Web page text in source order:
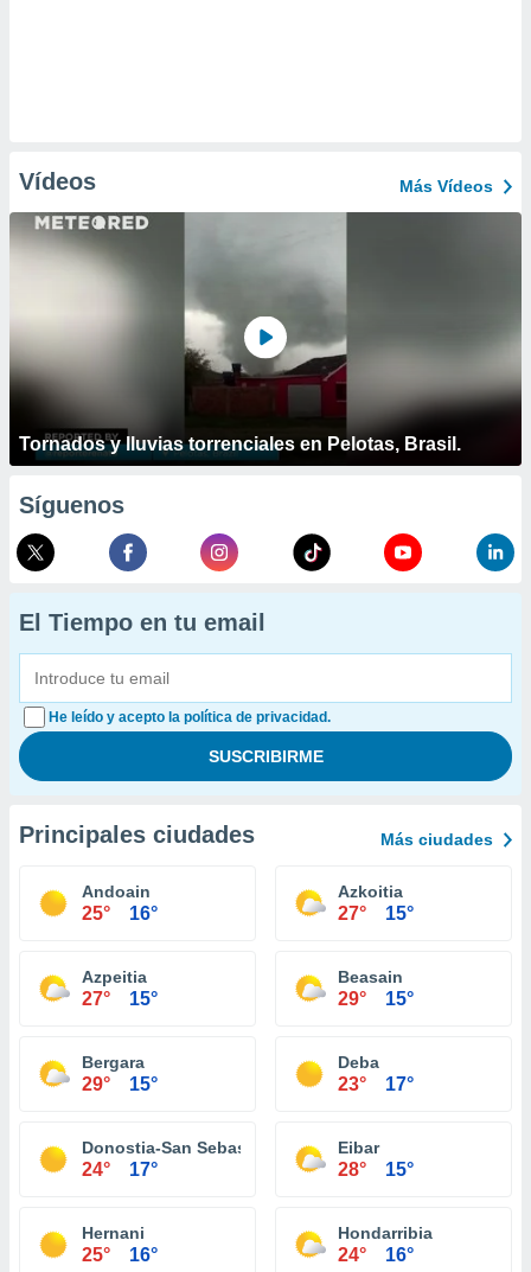
Vídeos Más Vídeos
Tornados y lluvias torrenciales en Pelotas, Brasil.
Síguenos
El Tiempo en tu email
He leído y acepto la política de privacidad.
Principales ciudades Más ciudades
Andoain
25° 16°
Azkoitia
27° 15°
Azpeitia
27° 15°
Beasain
29° 15°
Bergara
29° 15°
Deba
23° 17°
Donostia-San Sebastián
24° 17°
Eibar
28° 15°
Hernani
25° 16°
Hondarribia
24° 16°